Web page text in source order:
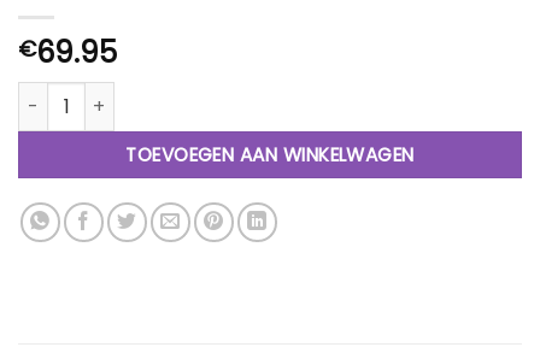
€69.95
Sawo sauna emmer met RVS inzet aantal
TOEVOEGEN AAN WINKELWAGEN